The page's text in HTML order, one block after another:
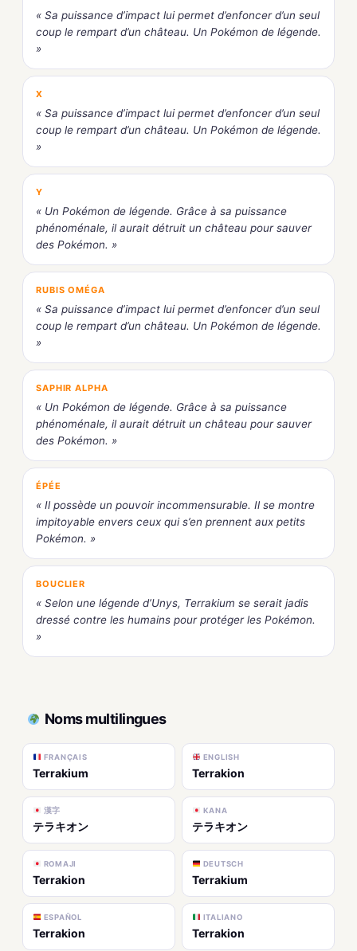
« Sa puissance d’impact lui permet d’enfoncer d’un seul
coup le rempart d’un château. Un Pokémon de légende.
»
X
« Sa puissance d’impact lui permet d’enfoncer d’un seul
coup le rempart d’un château. Un Pokémon de légende.
»
Y
« Un Pokémon de légende. Grâce à sa puissance
phénoménale, il aurait détruit un château pour sauver
des Pokémon. »
RUBIS OMÉGA
« Sa puissance d’impact lui permet d’enfoncer d’un seul
coup le rempart d’un château. Un Pokémon de légende.
»
SAPHIR ALPHA
« Un Pokémon de légende. Grâce à sa puissance
phénoménale, il aurait détruit un château pour sauver
des Pokémon. »
ÉPÉE
« Il possède un pouvoir incommensurable. Il se montre
impitoyable envers ceux qui s’en prennent aux petits
Pokémon. »
BOUCLIER
« Selon une légende d’Unys, Terrakium se serait jadis
dressé contre les humains pour protéger les Pokémon.
»
Noms multilingues
FRANÇAIS
Terrakium
ENGLISH
Terrakion
漢字
テラキオン
KANA
テラキオン
ROMAJI
Terrakion
DEUTSCH
Terrakium
ESPAÑOL
Terrakion
ITALIANO
Terrakion